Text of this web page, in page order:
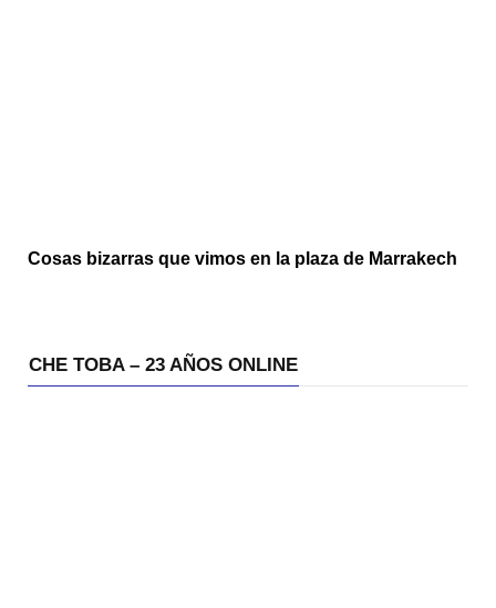
Cosas bizarras que vimos en la plaza de Marrakech
CHE TOBA – 23 AÑOS ONLINE